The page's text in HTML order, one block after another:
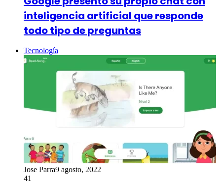
inteligencia artificial que responde
todo tipo de preguntas
Tecnología
Jose Parra9 agosto, 2022
41